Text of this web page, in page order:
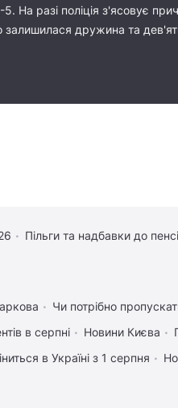
На разі поліція з'ясовує
дружина та
Пільги та надбавки до
Чи потрібно
в серпні Новини Києва
в Україні з 1 серпня